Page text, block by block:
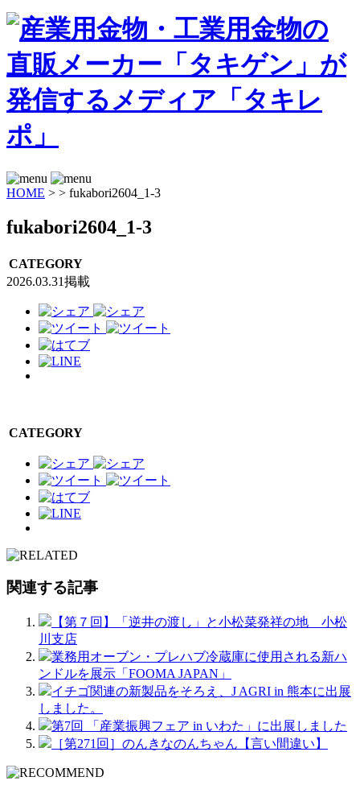
HOME > > fukabori2604_1-3
fukabori2604_1-3
CATEGORY
2026.03.31掲載
CATEGORY
関連する記事
【第７回】「逆井の渡し」と小松菜発祥の地 小松
川支店
業務用オーブン・プレハブ冷蔵庫に使用される新ハ
ンドルを展示「FOOMA JAPAN」
イチゴ関連の新製品をそろえ、J AGRI in 熊本に出展
しました。
第7回 「産業振興フェア in いわた」に出展しました
［第271回］のんきなのんちゃん【言い間違い】